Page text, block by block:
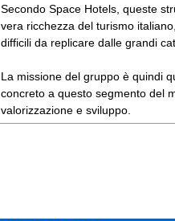
Secondo Space Hotels, queste
vera ricchezza del turismo
difficili da replicare dalle grandi
La missione del gruppo è quindi
concreto a questo segmento del
valorizzazione e sviluppo.